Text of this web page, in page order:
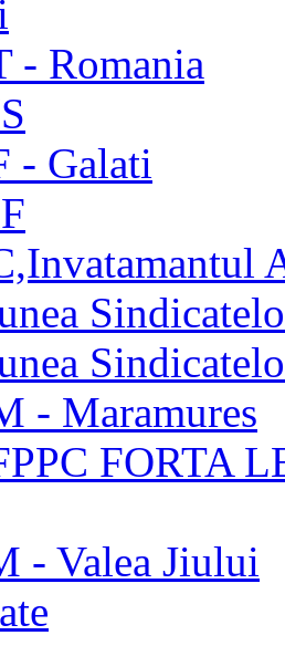
- Romania
- Galati
- Maramures
FORTA
- Valea Jiului